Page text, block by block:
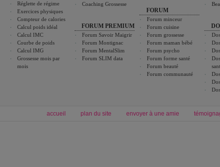
Réglette de régime
Exercices physiques
Compteur de calories
Calcul poids idéal
Calcul IMC
Courbe de poids
Calcul IMG
Grossesse mois par
mois
Coaching Grossesse
FORUM PREMIUM
Forum Savoir Maigrir
Forum Montignac
Forum MentalSlim
Forum SLIM data
FORUM
Forum minceur
Forum cuisine
Forum grossesse
Forum maman bébé
Forum psycho
Forum forme santé
Forum beauté
Forum communauté
accueil plan du site envoyer à une amie